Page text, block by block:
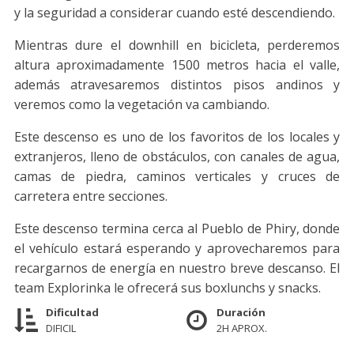
y la seguridad a considerar cuando esté descendiendo.
Mientras dure el downhill en bicicleta, perderemos
altura aproximadamente 1500 metros hacia el valle,
además atravesaremos distintos pisos andinos y
veremos como la vegetación va cambiando.
Este descenso es uno de los favoritos de los locales y
extranjeros, lleno de obstáculos, con canales de agua,
camas de piedra, caminos verticales y cruces de
carretera entre secciones.
Este descenso termina cerca al Pueblo de Phiry, donde
el vehículo estará esperando y aprovecharemos para
recargarnos de energía en nuestro breve descanso. El
team Explorinka le ofrecerá sus boxlunchs y snacks.
Dificultad
DIFICIL
Duración
2H APROX.